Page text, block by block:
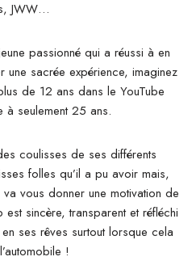
JWW…
passionné qui a réussi à en
une sacrée expérience, imaginez
de 12 ans dans le YouTube
à seulement 25 ans.
coulisses de ses différents
folles qu’il a pu avoir mais,
vous donner une motivation de
sincère, transparent et réfléchi
ses rêves surtout lorsque cela
!